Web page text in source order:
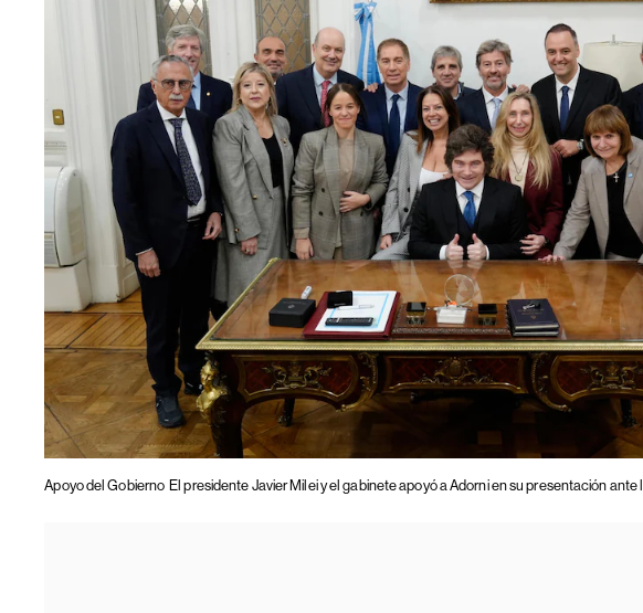
Apoyo del Gobierno El presidente Javier Milei y el gabinete apoyó a Adorni en su presentación